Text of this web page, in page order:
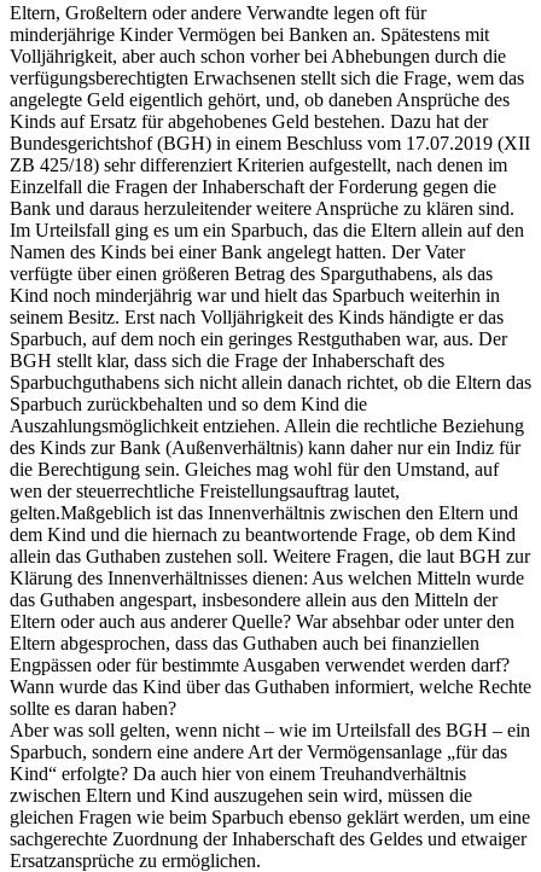
Eltern, Großeltern oder andere Verwandte legen oft für
minderjährige Kinder Vermögen bei Banken an. Spätestens mit
Volljährigkeit, aber auch schon vorher bei Abhebungen durch die
verfügungsberechtigten Erwachsenen stellt sich die Frage, wem das
angelegte Geld eigentlich gehört, und, ob daneben Ansprüche des
Kinds auf Ersatz für abgehobenes Geld bestehen. Dazu hat der
Bundesgerichtshof (BGH) in einem Beschluss vom 17.07.2019 (XII
ZB 425/18) sehr differenziert Kriterien aufgestellt, nach denen im
Einzelfall die Fragen der Inhaberschaft der Forderung gegen die
Bank und daraus herzuleitender weitere Ansprüche zu klären sind.
Im Urteilsfall ging es um ein Sparbuch, das die Eltern allein auf den
Namen des Kinds bei einer Bank angelegt hatten. Der Vater
verfügte über einen größeren Betrag des Sparguthabens, als das
Kind noch minderjährig war und hielt das Sparbuch weiterhin in
seinem Besitz. Erst nach Volljährigkeit des Kinds händigte er das
Sparbuch, auf dem noch ein geringes Restguthaben war, aus. Der
BGH stellt klar, dass sich die Frage der Inhaberschaft des
Sparbuchguthabens sich nicht allein danach richtet, ob die Eltern das
Sparbuch zurückbehalten und so dem Kind die
Auszahlungsmöglichkeit entziehen. Allein die rechtliche Beziehung
des Kinds zur Bank (Außenverhältnis) kann daher nur ein Indiz für
die Berechtigung sein. Gleiches mag wohl für den Umstand, auf
wen der steuerrechtliche Freistellungsauftrag lautet,
gelten.Maßgeblich ist das Innenverhältnis zwischen den Eltern und
dem Kind und die hiernach zu beantwortende Frage, ob dem Kind
allein das Guthaben zustehen soll. Weitere Fragen, die laut BGH zur
Klärung des Innenverhältnisses dienen: Aus welchen Mitteln wurde
das Guthaben angespart, insbesondere allein aus den Mitteln der
Eltern oder auch aus anderer Quelle? War absehbar oder unter den
Eltern abgesprochen, dass das Guthaben auch bei finanziellen
Engpässen oder für bestimmte Ausgaben verwendet werden darf?
Wann wurde das Kind über das Guthaben informiert, welche Rechte
sollte es daran haben?
Aber was soll gelten, wenn nicht – wie im Urteilsfall des BGH – ein
Sparbuch, sondern eine andere Art der Vermögensanlage „für das
Kind“ erfolgte? Da auch hier von einem Treuhandverhältnis
zwischen Eltern und Kind auszugehen sein wird, müssen die
gleichen Fragen wie beim Sparbuch ebenso geklärt werden, um eine
sachgerechte Zuordnung der Inhaberschaft des Geldes und etwaiger
Ersatzansprüche zu ermöglichen.